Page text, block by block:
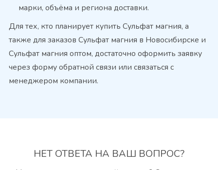
марки, объёма и региона доставки.
Для тех, кто планирует купить Сульфат магния, а
также для заказов Сульфат магния в Новосибирске и
Сульфат магния оптом, достаточно оформить заявку
через форму обратной связи или связаться с
менеджером компании.
НЕТ ОТВЕТА НА ВАШ ВОПРОС?